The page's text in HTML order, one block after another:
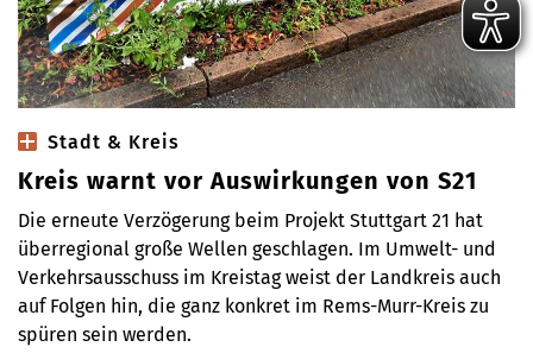
Stadt & Kreis
Kreis warnt vor Auswirkungen von S21
Die erneute Verzögerung beim Projekt Stuttgart 21 hat
überregional große Wellen geschlagen. Im Umwelt- und
Verkehrsausschuss im Kreistag weist der Landkreis auch
auf Folgen hin, die ganz konkret im Rems-Murr-Kreis zu
spüren sein werden.